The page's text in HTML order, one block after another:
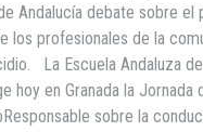
Andalucía debate sobre el
los profesionales de la
La Escuela Andaluza
hoy en Granada la Jornada
sobre la